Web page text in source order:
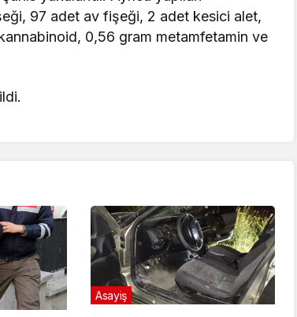
97 adet av fişeği, 2 adet kesici alet,
0,56 gram metamfetamin ve
Asayiş